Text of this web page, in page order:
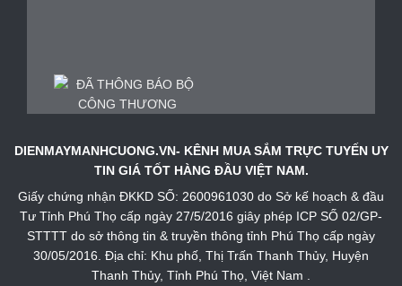
DIENMAYMANHCUONG.VN- KÊNH MUA SẮM TRỰC TUYẾN UY
TIN GIÁ TỐT HÀNG ĐẦU VIỆT NAM.
Giấy chứng nhận ĐKKD SỐ: 2600961030 do Sở kế hoạch & đầu
Tư Tỉnh Phú Thọ cấp ngày 27/5/2016 giây phép ICP SỐ 02/GP-
STTTT do sở thông tin & truyền thông tỉnh Phú Thọ cấp ngày
30/05/2016. Địa chỉ: Khu phố, Thị Trấn Thanh Thủy, Huyện
Thanh Thủy, Tỉnh Phú Thọ, Việt Nam .